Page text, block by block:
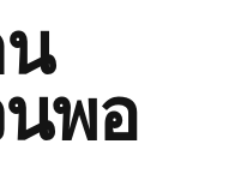
พอ